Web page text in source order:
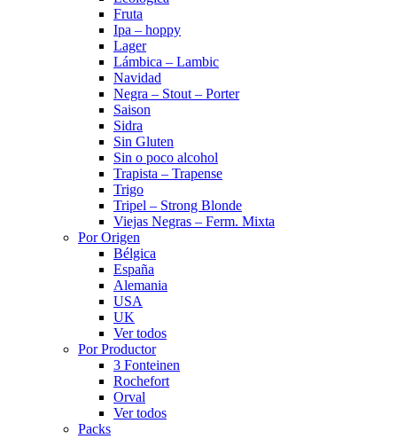
Fruta
Ipa – hoppy
Lager
Lámbica – Lambic
Navidad
Negra – Stout – Porter
Saison
Sidra
Sin Gluten
Sin o poco alcohol
Trapista – Trapense
Trigo
Tripel – Strong Blonde
Viejas Negras – Ferm. Mixta
Por Origen
Bélgica
España
Alemania
USA
UK
Ver todos
Por Productor
3 Fonteinen
Rochefort
Orval
Ver todos
Packs